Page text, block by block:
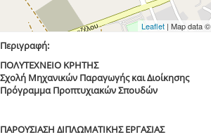
Leaflet| Map data ©
Περιγραφή:
ΠΟΛΥΤΕΧΝΕΙΟ ΚΡΗΤΗΣ
Σχολή Μηχανικών Παραγωγής και Διοίκησης
Πρόγραμμα Προπτυχιακών Σπουδών
ΠΑΡΟΥΣΙΑΣΗ ΔΙΠΛΩΜΑΤΙΚΗΣ ΕΡΓΑΣΙΑΣ